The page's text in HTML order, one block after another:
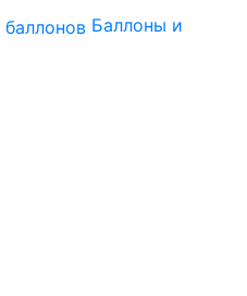
Баллоны и